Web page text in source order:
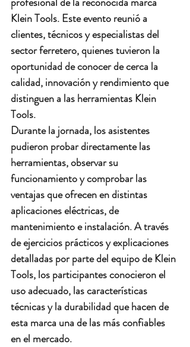
Klein Tools. Este evento reunió a
clientes, técnicos y especialistas del
sector ferretero, quienes tuvieron la
oportunidad de conocer de cerca la
calidad, innovación y rendimiento que
distinguen a las herramientas Klein
Tools.
Durante la jornada, los asistentes
pudieron probar directamente las
herramientas, observar su
funcionamiento y comprobar las
ventajas que ofrecen en distintas
aplicaciones eléctricas, de
mantenimiento e instalación. A través
de ejercicios prácticos y explicaciones
detalladas por parte del equipo de Klein
Tools, los participantes conocieron el
uso adecuado, las características
técnicas y la durabilidad que hacen de
esta marca una de las más confiables
en el mercado.